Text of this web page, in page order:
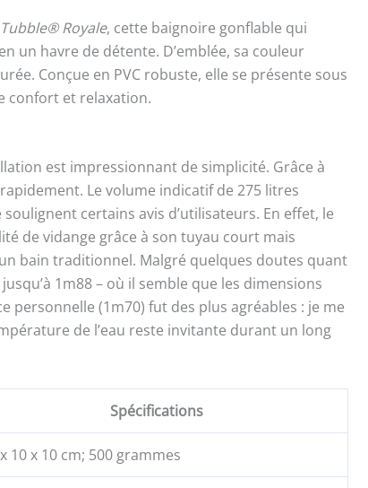
: 131 x 56 x 52 cm. Poids d’environ 5,5 kg
maximale : env. 255 litres. CONTENU DE LA
gonflable Tubble Royale. Pompe électrique &
automatique breveté. Tuyau d’évacuation
réparation. Notice d’utilisation & sac de
Tubble® Royale, cette baignoire gonflable qui
un havre de détente. D’emblée, sa couleur
Conçue en PVC robuste, elle se présente sous
confort et relaxation.
est impressionnant de simplicité. Grâce à
Le volume indicatif de 275 litres
certains avis d’utilisateurs. En effet, le
de vidange grâce à son tuyau court mais
bain traditionnel. Malgré quelques doutes quant
1m88 – où il semble que les dimensions
personnelle (1m70) fut des plus agréables : je me
de l’eau reste invitante durant un long
Spécifications
10 x 10 cm; 500 grammes